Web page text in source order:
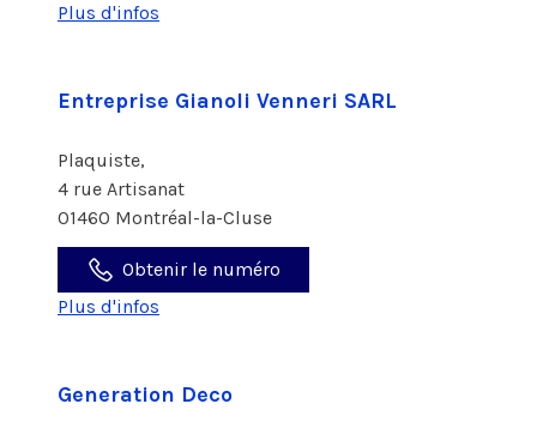
Plus d'infos
Entreprise Gianoli Venneri SARL
Plaquiste,
4 rue Artisanat
01460 Montréal-la-Cluse
Obtenir le numéro
Plus d'infos
Generation Deco